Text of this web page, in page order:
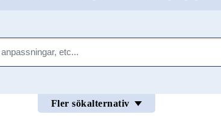
Fler sökalternativ